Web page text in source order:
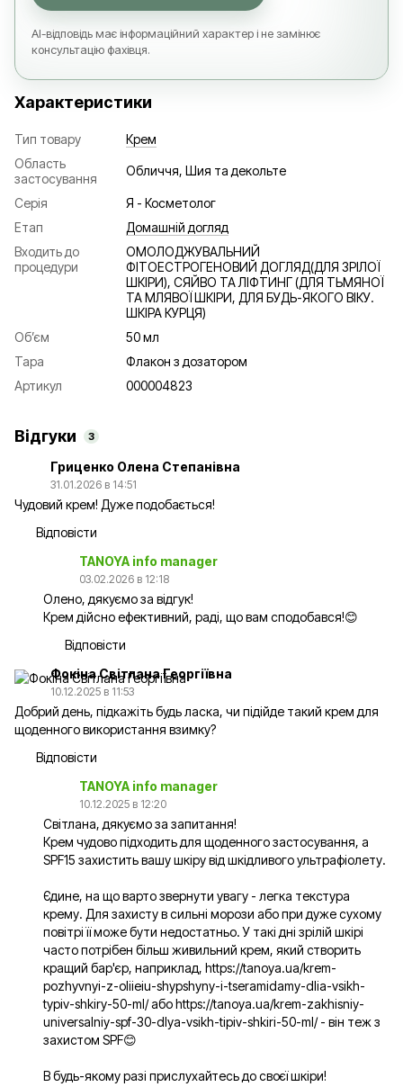
AI-відповідь має інформаційний характер і не замінює
консультацію фахівця.
Характеристики
Тип товару
Крем
Область
застосування
Обличчя, Шия та декольте
Серія
Я - Косметолог
Етап
Домашній догляд
Входить до
процедури
ОМОЛОДЖУВАЛЬНИЙ
ФІТОЕСТРОГЕНОВИЙ ДОГЛЯД(ДЛЯ ЗРІЛОЇ
ШКІРИ), СЯЙВО ТА ЛІФТИНГ (ДЛЯ ТЬМЯНОЇ
ТА МЛЯВОЇ ШКІРИ, ДЛЯ БУДЬ-ЯКОГО ВІКУ.
ШКІРА КУРЦЯ)
Об’єм
50 мл
Тара
Флакон з дозатором
Артикул
000004823
Відгуки 3
Гриценко Олена Степанівна
31.01.2026 в 14:51
Чудовий крем! Дуже подобається!
Відповісти
TANOYA info manager
03.02.2026 в 12:18
Олено, дякуємо за відгук!
Крем дійсно ефективний, раді, що вам сподобався!😊
Відповісти
Фокіна Світлана Георгіївна
10.12.2025 в 11:53
Добрий день, підкажіть будь ласка, чи підійде такий крем для
щоденного використання взимку?
Відповісти
TANOYA info manager
10.12.2025 в 12:20
Світлана, дякуємо за запитання!
Крем чудово підходить для щоденного застосування, а
SPF15 захистить вашу шкіру від шкідливого ультрафіолету.
Єдине, на що варто звернути увагу - легка текстура
крему. Для захисту в сильні морози або при дуже сухому
повітрі її може бути недостатньо. У такі дні зрілій шкірі
часто потрібен більш живильний крем, який створить
кращий бар'єр, наприклад, https://tanoya.ua/krem-
pozhyvnyi-z-oliieiu-shypshyny-i-tseramidamy-dlia-vsikh-
typiv-shkiry-50-ml/абоhttps://tanoya.ua/krem-zakhisniy-
universalniy-spf-30-dlya-vsikh-tipiv-shkiri-50-ml/- він теж з
захистом SPF😊
В будь-якому разі прислухайтесь до своєї шкіри!